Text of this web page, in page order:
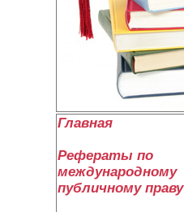
Главная
Рефераты по
международному
публичному праву